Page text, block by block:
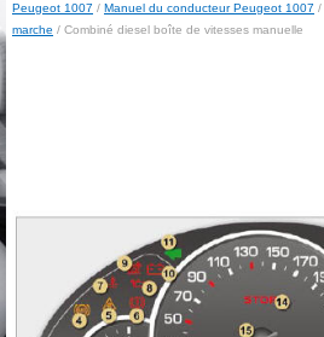
Peugeot 1007 / Manuel du conducteur Peugeot 1007 /
marche / Combiné diesel boîte de vitesses manuelle